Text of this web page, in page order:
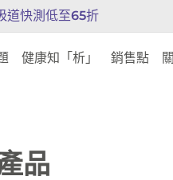
道快測低至65折
健康知「析」 銷售點
品